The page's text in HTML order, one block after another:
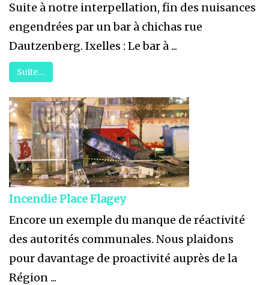
Suite à notre interpellation, fin des nuisances
engendrées par un bar à chichas rue
Dautzenberg. Ixelles : Le bar à ...
Suite…
Incendie Place Flagey
Encore un exemple du manque de réactivité
des autorités communales. Nous plaidons
pour davantage de proactivité auprès de la
Région ...